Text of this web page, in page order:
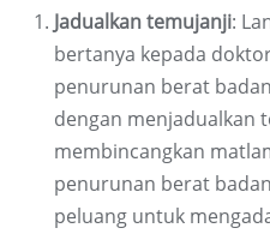
Jadualkan temujanji:
bertanya kepada
penurunan berat
dengan menjadualkan
membincangkan
penurunan berat
peluang untuk